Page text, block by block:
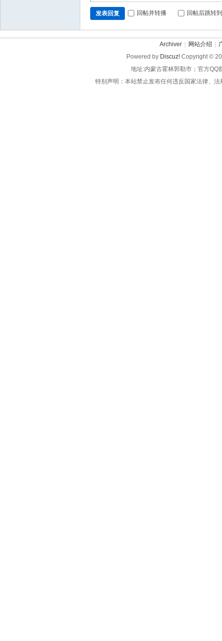
发表回复 回帖并转播 回帖后跳转
Archiver 网站介绍
Powered by Discuz! Copyright ©
地址:内蒙古霍林郭勒市；官方QQ
特别声明：本站禁止发布任何违反国家法律、